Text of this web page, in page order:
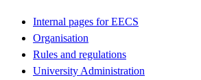
Internal pages for EECS
Organisation
Rules and regulations
University Administration